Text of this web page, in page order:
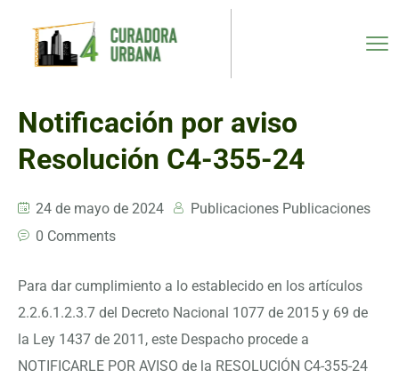
Notificación por aviso
Resolución C4-355-24
24 de mayo de 2024
Publicaciones Publicaciones
0 Comments
Para dar cumplimiento a lo establecido en los artículos
2.2.6.1.2.3.7 del Decreto Nacional 1077 de 2015 y 69 de
la Ley 1437 de 2011, este Despacho procede a
NOTIFICARLE POR AVISO de la RESOLUCIÓN C4-355-24